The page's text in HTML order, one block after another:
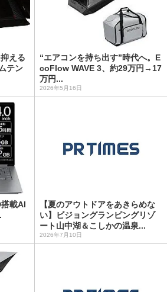
える
テン
“エアコンを持ち出す”時代へ。E
coFlow WAVE 3、約29万円→17
万円...
2026年5月16日
載AI
【夏のアウトドアをあきらめな
い】ビジョングランピングリゾ
ート山中湖＆こしかの温泉...
2026年7月10日